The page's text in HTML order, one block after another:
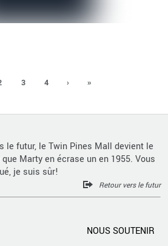
3 4 › »
le futur, le Twin Pines Mall devient le
Marty en écrase un en 1955. Vous
je suis sûr!
Retour vers le futur
NOUS SOUTENIR